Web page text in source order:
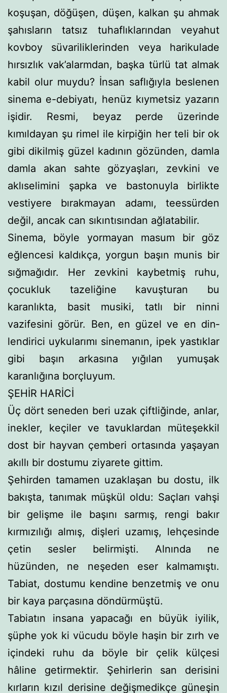
koşuşan, döğüşen, düşen, kalkan şu ahmak
şahısların tatsız tuhaflıklarından veyahut
kovboy süvarilikle­rinden veya harikulade
hırsızlık vak’alarmdan, başka türlü tat almak
kabil olur muydu? İnsan saflığıyla beslenen
sinema e-debiyatı, henüz kıymetsiz yazarın
işidir. Resmi, beyaz perde üzerinde
kımıldayan şu rimel ile kirpiğin her teli bir ok
gibi di­kilmiş güzel kadının gözünden, damla
damla akan sahte göz­yaşları, zevkini ve
aklıselimini şapka ve bastonuyla birlikte
vestiyere bırakmayan adamı, teessürden
değil, ancak can sı­kıntısından ağlatabilir.
Sinema, böyle yormayan masum bir göz
eğlencesi kal­dıkça, yorgun başın munis bir
sığmağıdır. Her zevkini kaybet­miş ruhu,
çocukluk tazeliğine kavuşturan bu
karanlıkta, basit musiki, tatlı bir ninni
vazifesini görür. Ben, en güzel ve en din­
lendirici uykularımı sinemanın, ipek yastıklar
gibi başın ar­kasına yığılan yumuşak
karanlığına borçluyum.
ŞEHİR HARİCİ
Üç dört seneden beri uzak çiftliğinde, anlar,
inekler, keçi­ler ve tavuklardan müteşekkil
dost bir hayvan çemberi or­tasında yaşayan
akıllı bir dostumu ziyarete gittim.
Şehirden tamamen uzaklaşan bu dostu, ilk
bakışta, tanı­mak müşkül oldu: Saçları vahşi
bir gelişme ile başını sarmış, rengi bakır
kırmızılığı almış, dişleri uzamış, lehçesinde
çetin sesler belirmişti. Alnında ne
hüzünden, ne neşeden eser kal­mamıştı.
Tabiat, dostumu kendine benzetmiş ve onu
bir kaya parçasına döndürmüştü.
Tabiatın insana yapacağı en büyük iyilik,
şüphe yok ki vücudu böyle haşin bir zırh ve
içindeki ruhu da böyle bir çe­lik külçesi
hâline getirmektir. Şehirlerin san derisini
kırların kızıl derisine değişmedikçe güneşin